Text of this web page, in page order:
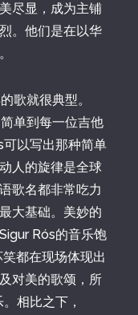
尽显，成为主铺
。他们是在以华
歌就很典型。
单到每一位吉他
以写出那种简单
人的旋律是全球
歌名都非常吃力
大基础。美妙的
Rós的音乐饱
都在现场体现出
对美的歌颂，所
相比之下，